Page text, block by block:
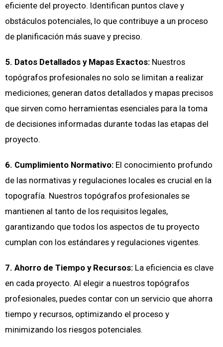
eficiente del proyecto. Identifican puntos clave y
obstáculos potenciales, lo que contribuye a un proceso
de planificación más suave y preciso.
5. Datos Detallados y Mapas Exactos: Nuestros
topógrafos profesionales no solo se limitan a realizar
mediciones; generan datos detallados y mapas precisos
que sirven como herramientas esenciales para la toma
de decisiones informadas durante todas las etapas del
proyecto.
6. Cumplimiento Normativo: El conocimiento profundo
de las normativas y regulaciones locales es crucial en la
topografía. Nuestros topógrafos profesionales se
mantienen al tanto de los requisitos legales,
garantizando que todos los aspectos de tu proyecto
cumplan con los estándares y regulaciones vigentes.
7. Ahorro de Tiempo y Recursos: La eficiencia es clave
en cada proyecto. Al elegir a nuestros topógrafos
profesionales, puedes contar con un servicio que ahorra
tiempo y recursos, optimizando el proceso y
minimizando los riesgos potenciales.